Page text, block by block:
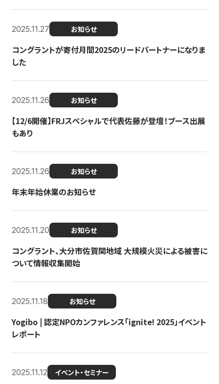
2025.11.27 お知らせ
コングラントが寄付月間2025のリードパートナーになりま
した
2025.11.26 お知らせ
【12/6開催】FRJスペシャルで代表佐藤が登壇！ブース出展
もあり
2025.11.26 お知らせ
年末年始休業のお知らせ
2025.11.20 お知らせ
コングラント、大分市佐賀関地域 大規模火災による被害に
ついて情報収集開始
2025.11.18 お知らせ
Yogibo | 認定NPOカンファレンス「ignite! 2025」イベント
レポート
2025.11.12 イベント・セミナー